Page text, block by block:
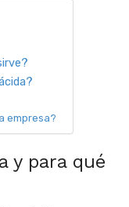
empresa?
y para qué